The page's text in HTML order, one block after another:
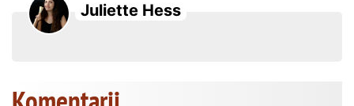
Juliette Hess